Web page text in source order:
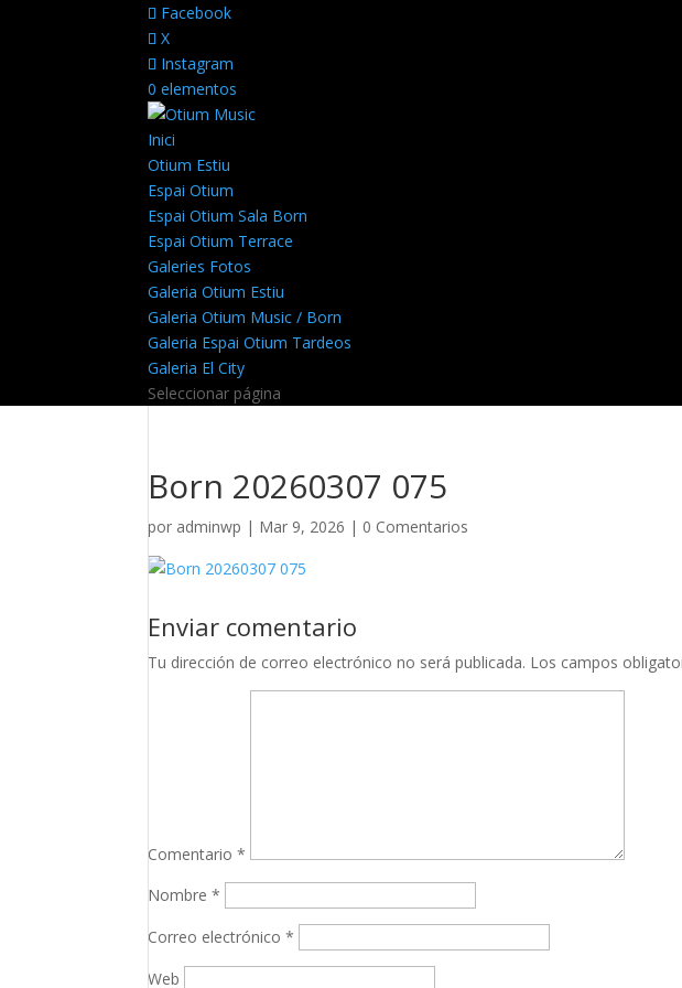
Facebook
X
Instagram
0 elementos
Inici
Otium Estiu
Espai Otium
Espai Otium Sala Born
Espai Otium Terrace
Galeries Fotos
Galeria Otium Estiu
Galeria Otium Music / Born
Galeria Espai Otium Tardeos
Galeria El City
Seleccionar página
Born 20260307 075
por adminwp | Mar 9, 2026 | 0 Comentarios
Enviar comentario
Tu dirección de correo electrónico no será publicada. Los campos
Comentario*
Nombre*
Correo electrónico*
Web